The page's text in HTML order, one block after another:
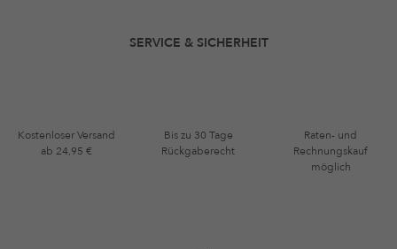
SERVICE & SICHERHEIT
Kostenloser Versand
ab 24,95 €
Bis zu 30 Tage
Rückgaberecht
Raten- und
Rechnungskauf
möglich